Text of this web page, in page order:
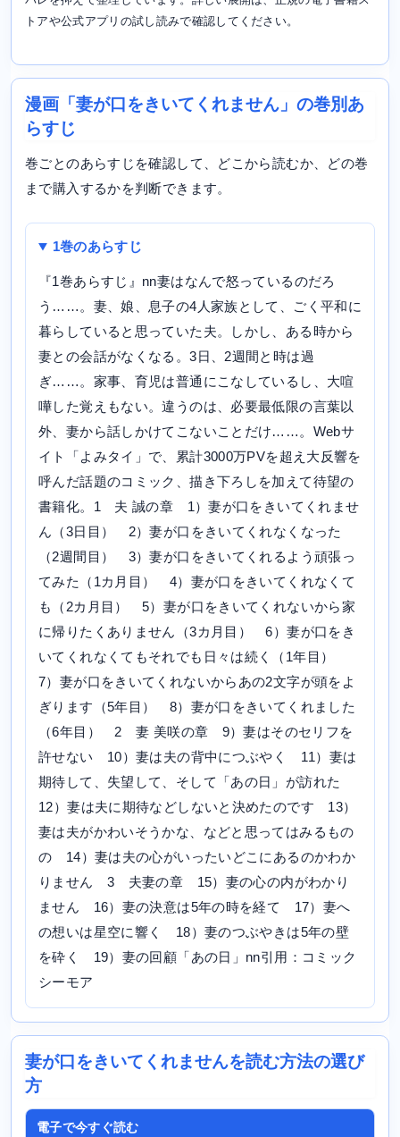
トアや公式アプリの試し読みで確認してください。
漫画「妻が口をきいてくれません」の巻別あ
らすじ
巻ごとのあらすじを確認して、どこから読むか、どの巻
まで購入するかを判断できます。
1巻のあらすじ
『1巻あらすじ』nn妻はなんで怒っているのだろ
う……。妻、娘、息子の4人家族として、ごく平和に
暮らしていると思っていた夫。しかし、ある時から
妻との会話がなくなる。3日、2週間と時は過
ぎ……。家事、育児は普通にこなしているし、大喧
嘩した覚えもない。違うのは、必要最低限の言葉以
外、妻から話しかけてこないことだけ……。Webサ
イト「よみタイ」で、累計3000万PVを超え大反響を
呼んだ話題のコミック、描き下ろしを加えて待望の
書籍化。1 夫 誠の章 1）妻が口をきいてくれませ
ん（3日目） 2）妻が口をきいてくれなくなった
（2週間目） 3）妻が口をきいてくれるよう頑張っ
てみた（1カ月目） 4）妻が口をきいてくれなくて
も（2カ月目） 5）妻が口をきいてくれないから家
に帰りたくありません（3カ月目） 6）妻が口をき
いてくれなくてもそれでも日々は続く（1年目）
7）妻が口をきいてくれないからあの2文字が頭をよ
ぎります（5年目） 8）妻が口をきいてくれました
（6年目） 2 妻 美咲の章 9）妻はそのセリフを
許せない 10）妻は夫の背中につぶやく 11）妻は
期待して、失望して、そして「あの日」が訪れた
12）妻は夫に期待などしないと決めたのです 13）
妻は夫がかわいそうかな、などと思ってはみるもの
の 14）妻は夫の心がいったいどこにあるのかわか
りません 3 夫妻の章 15）妻の心の内がわかり
ません 16）妻の決意は5年の時を経て 17）妻へ
の想いは星空に響く 18）妻のつぶやきは5年の壁
を砕く 19）妻の回顧「あの日」nn引用：コミック
シーモア
妻が口をきいてくれませんを読む方法の選び
方
電子で今すぐ読む